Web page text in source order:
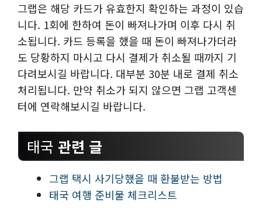
그랩은 해당 카드가 유효한지 확인하는 과정이 있습
니다. 1회에 한하여 돈이 빠져나가며 이후 다시 취
소됩니다. 카드 등록을 했을 때 돈이 빠져나가더라
도 당황하지 마시고 다시 결제가 취소될 때까지 기
다려보시길 바랍니다. 대부분 30분 내로 결제 취소
처리됩니다. 만약 취소가 되지 않으면 그랩 고객센
터에 연락해보시길 바랍니다.
태국 관련 글
그랩 택시 사기당했을 때 환불받는 방법
태국 여행 준비물 체크리스트